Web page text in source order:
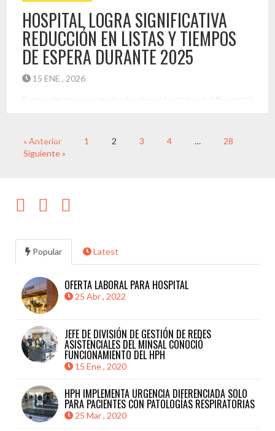
HOSPITAL LOGRA SIGNIFICATIVA
REDUCCIÓN EN LISTAS Y TIEMPOS
DE ESPERA DURANTE 2025
15 ENE , 2026
Extraordinarios resultados ha obtenido el Hospital Provincial
en los tiempos de espera para nuevas consultas de
especialidades, junto con el retorno a estándares
prepandémicos en atención odontológica de especialidad e
« Anterior 1 2 3 4 …
28
Siguiente »
Popular Latest
OFERTA LABORAL PARA HOSPITAL
25 Abr , 2022
JEFE DE DIVISIÓN DE GESTIÓN DE REDES
ASISTENCIALES DEL MINSAL CONOCIÓ
FUNCIONAMIENTO DEL HPH
15 Ene , 2020
HPH IMPLEMENTA URGENCIA DIFERENCIADA SOLO
PARA PACIENTES CON PATOLOGÍAS RESPIRATORIAS
25 Mar , 2020